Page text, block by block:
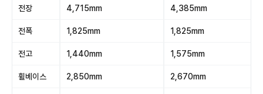
전장 4,715mm 4,385mm
전폭 1,825mm 1,825mm
전고 1,440mm 1,575mm
휠베이스 2,850mm 2,670mm